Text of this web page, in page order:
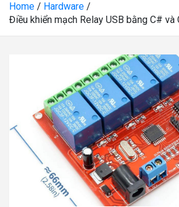
Home
Hardware
Điều khiển mạch Relay USB bằng C# và